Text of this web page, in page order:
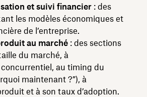
et suivi financier : des
les modèles économiques et
de l’entreprise.
au marché : des sections
du marché, à
concurrentiel, au timing du
maintenant ?”), à
et à son taux d’adoption.